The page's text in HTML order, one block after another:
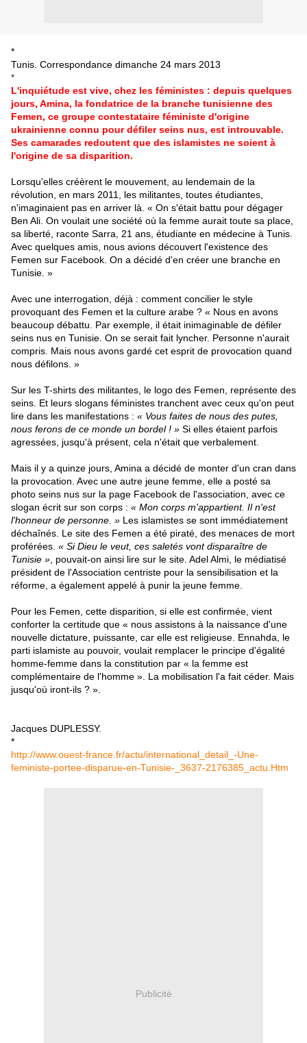
*
Tunis. Correspondance dimanche 24 mars 2013
*
L'inquiétude est vive, chez les féministes : depuis quelques
jours, Amina, la fondatrice de la branche tunisienne des
Femen, ce groupe contestataire féministe d'origine
ukrainienne connu pour défiler seins nus, est introuvable.
Ses camarades redoutent que des islamistes ne soient à
l'origine de sa disparition.
Lorsqu'elles créèrent le mouvement, au lendemain de la
révolution, en mars 2011, les militantes, toutes étudiantes,
n'imaginaient pas en arriver là. « On s'était battu pour dégager
Ben Ali. On voulait une société où la femme aurait toute sa place,
sa liberté, raconte Sarra, 21 ans, étudiante en médecine à Tunis.
Avec quelques amis, nous avions découvert l'existence des
Femen sur Facebook. On a décidé d'en créer une branche en
Tunisie. »
Avec une interrogation, déjà : comment concilier le style
provoquant des Femen et la culture arabe ? « Nous en avons
beaucoup débattu. Par exemple, il était inimaginable de défiler
seins nus en Tunisie. On se serait fait lyncher. Personne n'aurait
compris. Mais nous avons gardé cet esprit de provocation quand
nous défilons. »
Sur les T-shirts des militantes, le logo des Femen, représente des
seins. Et leurs slogans féministes tranchent avec ceux qu'on peut
lire dans les manifestations : « Vous faites de nous des putes,
nous ferons de ce monde un bordel ! » Si elles étaient parfois
agressées, jusqu'à présent, cela n'était que verbalement.
Mais il y a quinze jours, Amina a décidé de monter d'un cran dans
la provocation. Avec une autre jeune femme, elle a posté sa
photo seins nus sur la page Facebook de l'association, avec ce
slogan écrit sur son corps : « Mon corps m'appartient. Il n'est
l'honneur de personne. » Les islamistes se sont immédiatement
déchaînés. Le site des Femen a été piraté, des menaces de mort
proférées. « Si Dieu le veut, ces saletés vont disparaître de
Tunisie » , pouvait-on ainsi lire sur le site. Adel Almi, le médiatisé
président de l'Association centriste pour la sensibilisation et la
réforme, a également appelé à punir la jeune femme.
Pour les Femen, cette disparition, si elle est confirmée, vient
conforter la certitude que « nous assistons à la naissance d'une
nouvelle dictature, puissante, car elle est religieuse. Ennahda, le
parti islamiste au pouvoir, voulait remplacer le principe d'égalité
homme-femme dans la constitution par « la femme est
complémentaire de l'homme ». La mobilisation l'a fait céder. Mais
jusqu'où iront-ils ? ».
Jacques DUPLESSY.
*
http://www.ouest-france.fr/actu/international_detail_-Une-
feministe-portee-disparue-en-Tunisie-_3637-2176385_actu.Htm
Publicité